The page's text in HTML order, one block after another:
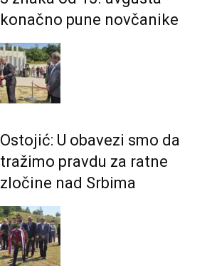
konačno pune novčanike
Ostojić: U obavezi smo da
tražimo pravdu za ratne
zločine nad Srbima